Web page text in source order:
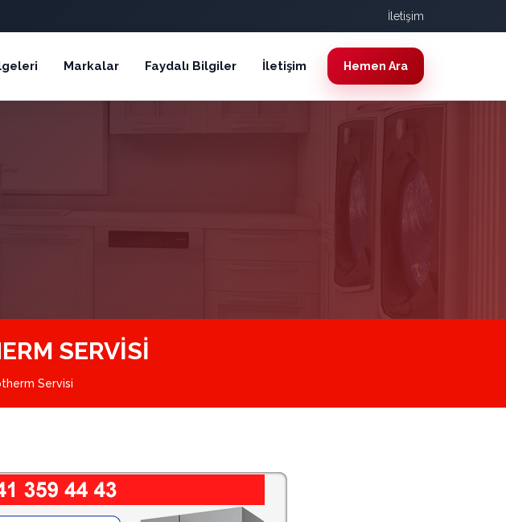
İletişim
Markalar Faydalı Bilgiler İletişim Hemen Ara
SERVISI
Servisi